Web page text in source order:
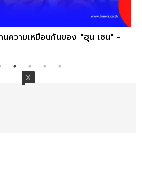
นความเหมือนกันของ "ฮุน เซน" -